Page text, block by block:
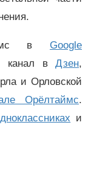
в Google
канал вДзен,
и Орловской
Орёлтаймс.
и